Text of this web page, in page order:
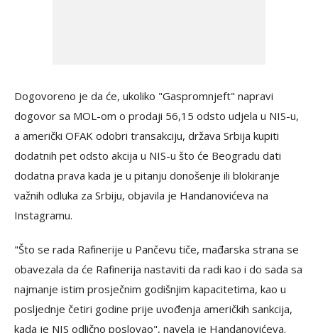
Dogovoreno je da će, ukoliko "Gaspromnjeft" napravi
dogovor sa MOL-om o prodaji 56,15 odsto udjela u NIS-u,
a američki OFAK odobri transakciju, država Srbija kupiti
dodatnih pet odsto akcija u NIS-u što će Beogradu dati
dodatna prava kada je u pitanju donošenje ili blokiranje
važnih odluka za Srbiju, objavila je Handanovićeva na
Instagramu.
"Što se rada Rafinerije u Pančevu tiče, mađarska strana se
obavezala da će Rafinerija nastaviti da radi kao i do sada sa
najmanje istim prosječnim godišnjim kapacitetima, kao u
posljednje četiri godine prije uvođenja američkih sankcija,
kada je NIS odlično poslovao", navela je Handanovićeva.